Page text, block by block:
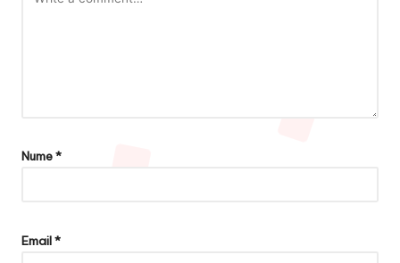
Nume*
Email*